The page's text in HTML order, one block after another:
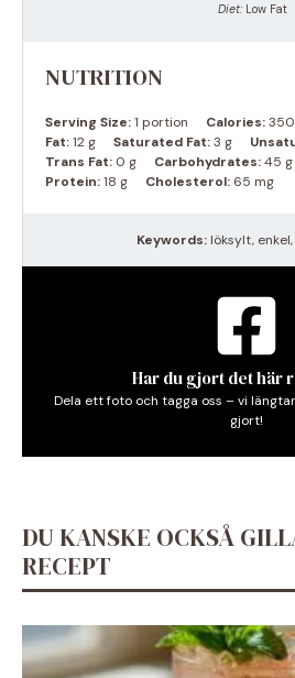
Diet: Low Fat
NUTRITION
Serving Size:1 portion Calories:350
Fat:12 g Saturated Fat:3 g
Trans Fat: 0 g Carbohydrates:45 g
Protein:18 g Cholesterol: 65 mg
Keywords: löksylt,
Har du gjort det här
Dela ett foto och tagga oss – vi
gjort!
DU KANSKE OCKSÅ
RECEPT